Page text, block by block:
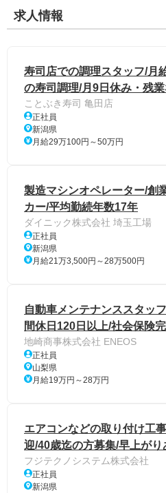
求人情報
寿司店での調理スタッフ/月
の寿司調理/月9日休み・残
ことぶき寿司 亀田店
正社員
新潟県
月給29万100円～50万円
製造マシンオペレーター/創
カー/平均勤続年数17年
ダイニック株式会社 埼玉工場
正社員
新潟県
月給21万3,500円～28万500円
自動車メンテナンススタッ
間休日120日以上/社会保険
地崎商事株式会社 ENEOS
正社員
山梨県
月給19万円～28万円
エアコンなどの取り付け工
迎/40歳迄の方募集/早上がり
フジテクノシステム株式会社
正社員
新潟県